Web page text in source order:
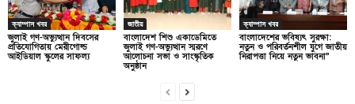
ক্যাম্পাস খবর
জুলাই গণ-অভ্যুত্থান দিবসের
প্রতিযোগিতায় মেরীগোল্ড
আইডিয়াল স্কুলের সাফল্য
জাতীয়
বাংলাদেশ শিশু একাডেমিতে
জুলাই গণ-অভ্যুত্থান স্মরণে
আলোচনা সভা ও সাংস্কৃতিক
অনুষ্ঠান
ক্যাম্পাস খবর
বাংলাদেশের ভবিষ্যৎ সুরক্ষা:
নতুন ও পরিবর্তনশীল যুগে জাতীয়
নিরাপত্তা নিয়ে নতুন ভাবনা”